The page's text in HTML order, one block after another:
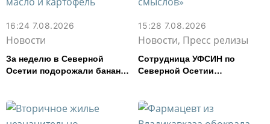
16:24 7.08.2026
Новости
За неделю в Северной
Осетии подорожали бананы
картофель
15:28 7.08.2026
Новости, Пресс релизы
Сотрудница УФСИН по
Северной Осетии
смыслов»